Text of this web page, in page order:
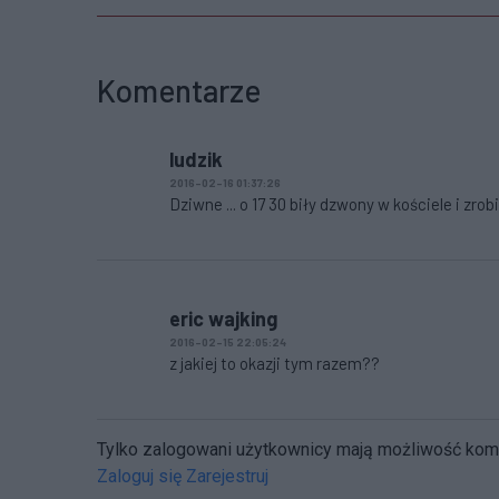
Komentarze
ludzik
2016-02-16 01:37:26
Dziwne ... o 17 30 biły dzwony w kościele i
eric wajking
2016-02-15 22:05:24
z jakiej to okazji tym razem??
Tylko zalogowani użytkownicy mają możliwość
Zaloguj się Zarejestruj